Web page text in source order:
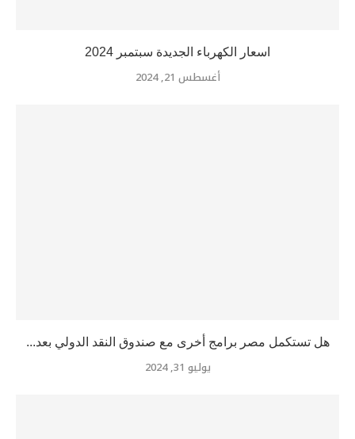
اسعار الكهرباء الجديدة سبتمبر 2024
أغسطس 21, 2024
هل تستكمل مصر برامج أخرى مع صندوق النقد الدولي بعد...
يوليو 31, 2024